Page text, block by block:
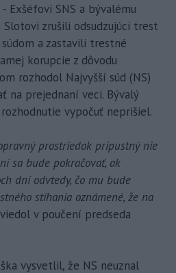
- Exšéfovi SNS a bývalému
zrušili odsudzujúci trest
a zastavili trestné
korupcie z dôvodu
rozhodol Najvyšší súd (NS)
na prejednaní veci. Bývalý
vypočuť neprišiel.
prostriedok prípustný nie
sa bude pokračovať, ak
dní odvtedy, čo mu bude
stíhania oznámené, že na
v poučení predseda
vysvetlil, že NS neuznal